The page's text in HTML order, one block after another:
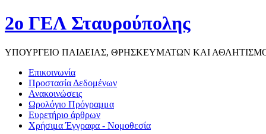
2ο ΓΕΛ Σταυρούπολης
ΥΠΟΥΡΓΕΙΟ ΠΑΙΔΕΙΑΣ, ΘΡΗΣΚΕΥΜΑΤΩΝ ΚΑΙ
Επικοινωνία
Προστασία Δεδομένων
Ανακοινώσεις
Ωρολόγιο Πρόγραμμα
Ευρετήριο άρθρων
Χρήσιμα Έγγραφα - Νομοθεσία